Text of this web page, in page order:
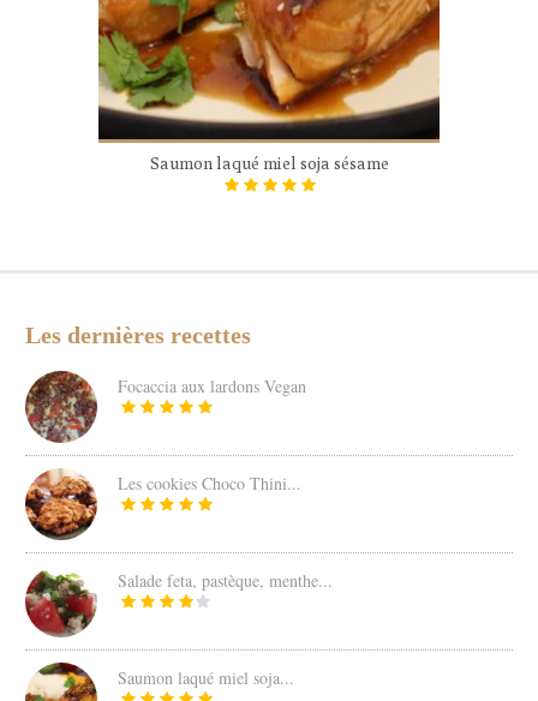
Saumon laqué miel soja sésame
Les dernières recettes
Focaccia aux lardons Vegan
Les cookies Choco Thini...
Salade feta, pastèque, menthe...
Saumon laqué miel soja...